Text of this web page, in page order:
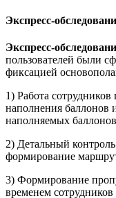
Экспресс-
Экспресс-
пользователей были
фиксацией
1) Работа
наполнения баллонов
наполняемых баллонов
2) Детальный
формирование
3) Формирование
временем